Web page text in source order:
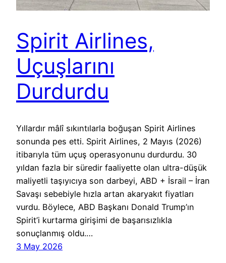
Spirit Airlines,
Uçuşlarını
Durdurdu
Yıllardır mâlî sıkıntılarla boğuşan Spirit Airlines
sonunda pes etti. Spirit Airlines, 2 Mayıs (2026)
itibarıyla tüm uçuş operasyonunu durdurdu. 30
yıldan fazla bir süredir faaliyette olan ultra-düşük
maliyetli taşıyıcıya son darbeyi, ABD + İsrail – İran
Savaşı sebebiyle hızla artan akaryakıt fiyatları
vurdu. Böylece, ABD Başkanı Donald Trump’ın
Spirit’i kurtarma girişimi de başarısızlıkla
sonuçlanmış oldu.…
3 May 2026